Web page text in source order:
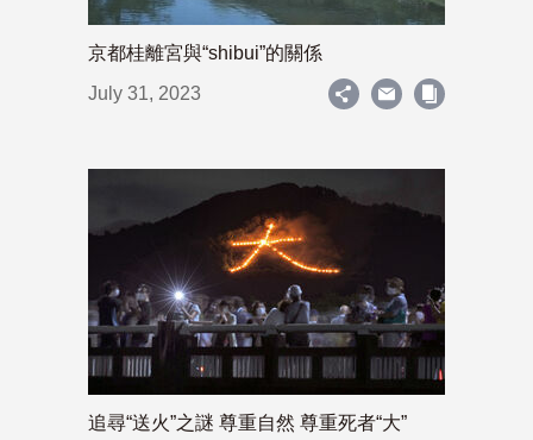
京都桂離宮與“shibui”的關係
July 31, 2023
追尋“送火”之謎 尊重自然 尊重死者“大”